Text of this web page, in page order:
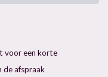
voor een korte
de afspraak